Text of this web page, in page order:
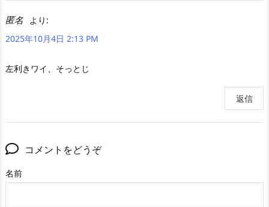
匿名 より:
2025年10月4日 2:13 PM
左利きワイ、そっとじ
返信
コメントをどうぞ
名前